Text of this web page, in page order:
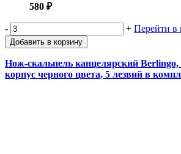
580 ₽
- + Перейти в
Добавить в корзину
Нож-скальпель канцелярский Berlingo,
корпус черного цвета, 5 лезвий в